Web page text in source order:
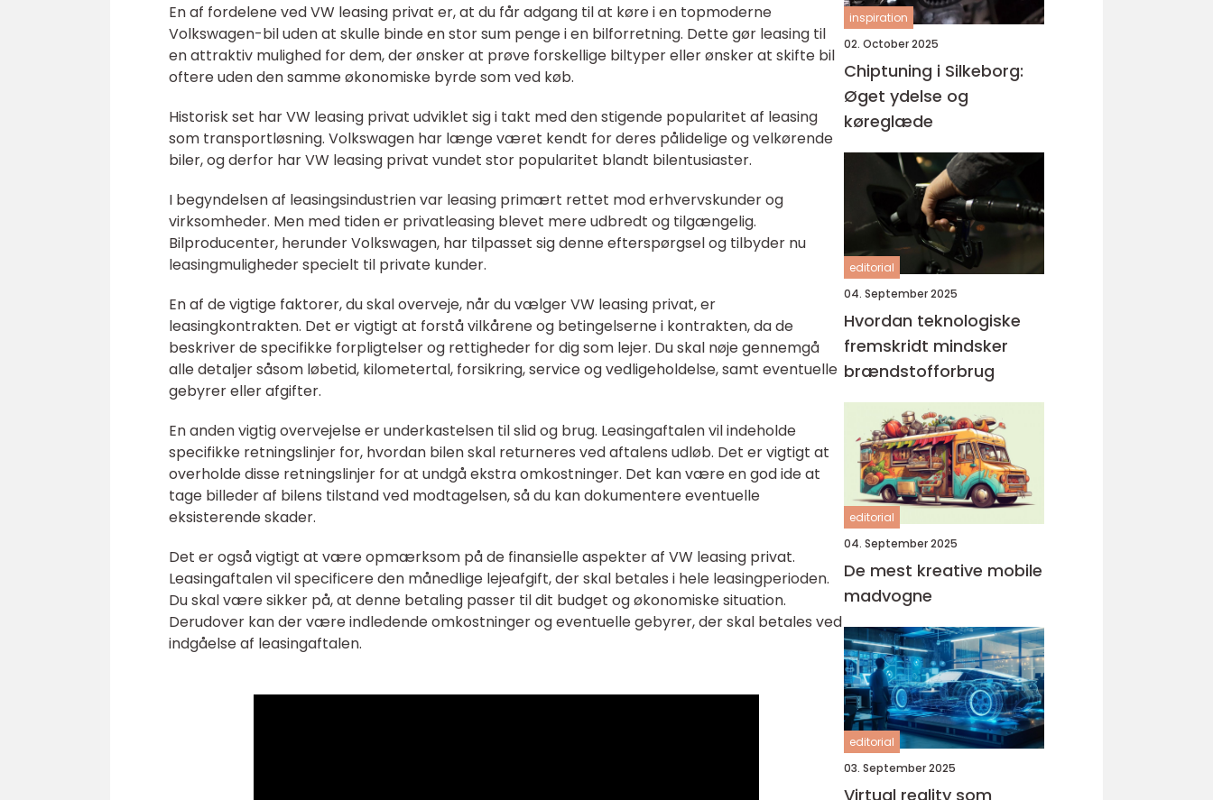
En af fordelene ved VW leasing privat er, at du får adgang til at køre i en topmoderne
Volkswagen-bil uden at skulle binde en stor sum penge i en bilforretning. Dette gør leasing til
en attraktiv mulighed for dem, der ønsker at prøve forskellige biltyper eller ønsker at skifte bil
oftere uden den samme økonomiske byrde som ved køb.
Historisk set har VW leasing privat udviklet sig i takt med den stigende popularitet af leasing
som transportløsning. Volkswagen har længe været kendt for deres pålidelige og velkørende
biler, og derfor har VW leasing privat vundet stor popularitet blandt bilentusiaster.
I begyndelsen af leasingsindustrien var leasing primært rettet mod erhvervskunder og
virksomheder. Men med tiden er privatleasing blevet mere udbredt og tilgængelig.
Bilproducenter, herunder Volkswagen, har tilpasset sig denne efterspørgsel og tilbyder nu
leasingmuligheder specielt til private kunder.
En af de vigtige faktorer, du skal overveje, når du vælger VW leasing privat, er
leasingkontrakten. Det er vigtigt at forstå vilkårene og betingelserne i kontrakten, da de
beskriver de specifikke forpligtelser og rettigheder for dig som lejer. Du skal nøje gennemgå
alle detaljer såsom løbetid, kilometertal, forsikring, service og vedligeholdelse, samt eventuelle
gebyrer eller afgifter.
En anden vigtig overvejelse er underkastelsen til slid og brug. Leasingaftalen vil indeholde
specifikke retningslinjer for, hvordan bilen skal returneres ved aftalens udløb. Det er vigtigt at
overholde disse retningslinjer for at undgå ekstra omkostninger. Det kan være en god ide at
tage billeder af bilens tilstand ved modtagelsen, så du kan dokumentere eventuelle
eksisterende skader.
Det er også vigtigt at være opmærksom på de finansielle aspekter af VW leasing privat.
Leasingaftalen vil specificere den månedlige lejeafgift, der skal betales i hele leasingperioden.
Du skal være sikker på, at denne betaling passer til dit budget og økonomiske situation.
Derudover kan der være indledende omkostninger og eventuelle gebyrer, der skal betales ved
indgåelse af leasingaftalen.
inspiration
02. October 2025
Chiptuning i Silkeborg:
Øget ydelse og
køreglæde
editorial
04. September 2025
Hvordan teknologiske
fremskridt mindsker
brændstofforbrug
editorial
04. September 2025
De mest kreative mobile
madvogne
editorial
03. September 2025
Virtual reality som